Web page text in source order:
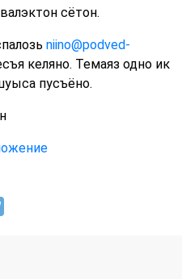
сётон.
niino@podved-
келяно. Темаяз одно ик
пусъёно.